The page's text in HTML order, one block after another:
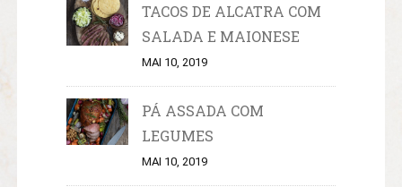
TACOS DE ALCATRA COM
SALADA E MAIONESE
MAI 10, 2019
PÁ ASSADA COM
LEGUMES
MAI 10, 2019